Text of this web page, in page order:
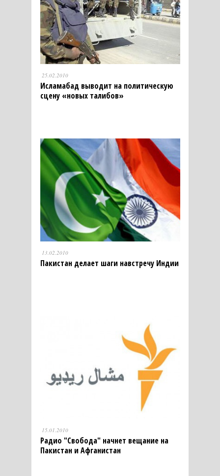
25.02.2010
Исламабад выводит на политическую
сцену «новых талибов»
13.02.2010
Пакистан делает шаги навстречу Индии
15.01.2010
Радио "Свобода" начнет вещание на
Пакистан и Афганистан